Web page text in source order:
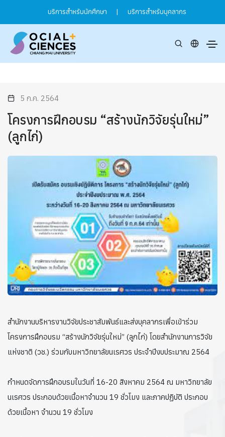
บริการสำหรับนักศึกษา | บริการสำหรับบุคลากร
5 ก.ค. 2564
โครงการฝึกอบรม “สร้างนักวิจัยรุ่นใหม่”
(ลูกไก่)
สำนักงานบริหารงานวิจัยประชาสัมพันธ์และส่งบุคลากรเพื่อเข้าร่วม
โครงการฝึกอบรม “สร้างนักวิจัยรุ่นใหม่” (ลูกไก่) โดยสำนักงานการวิจัย
แห่งชาติ (วช.) ร่วมกับมหาวิทยาลัยนเรศวร ประจำปีงบประมาณ 2564
กำหนดจัดการฝึกอบรมในวันที่ 16-20 สิงหาคม 2564 ณ มหาวิทยาลัย
นเรศวร ประกอบด้วยเนื้อหาจำนวน 19 ชั่วโมง และภาคปฏิบัติ ประกอบ
ด้วยเนื้อหา จำนวน 19 ชั่วโมง